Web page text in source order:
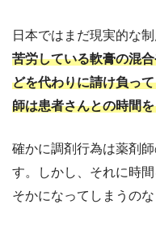
日本ではまだ現実的な
苦労している軟膏の混
どを代わりに請け負っ
師は患者さんとの時間
確かに調剤行為は薬剤
す。しかし、それに時
そかになってしまうのな